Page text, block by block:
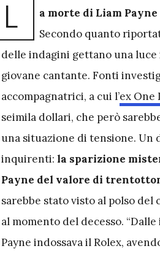
L a morte di Liam
Secondo quanto
delle indagini gettano una
giovane cantante. Fonti
accompagnatrici, a cui l’ex One
seimila dollari, che però
una situazione di tensione. Un
inquirenti: la sparizione
Payne del valore di
sarebbe stato visto al polso
al momento del decesso.
Payne indossava il Rolex,